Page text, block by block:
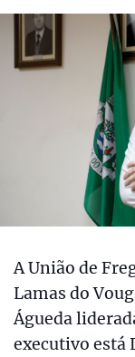
A União de
Lamas do
Águeda
executivo está